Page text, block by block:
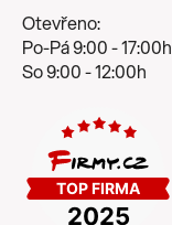
Otevřeno:
Po-Pá 9:00 - 17:00h
So 9:00 - 12:00h